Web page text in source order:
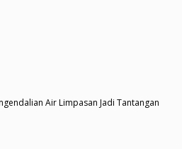
Air Limpasan Jadi Tantangan